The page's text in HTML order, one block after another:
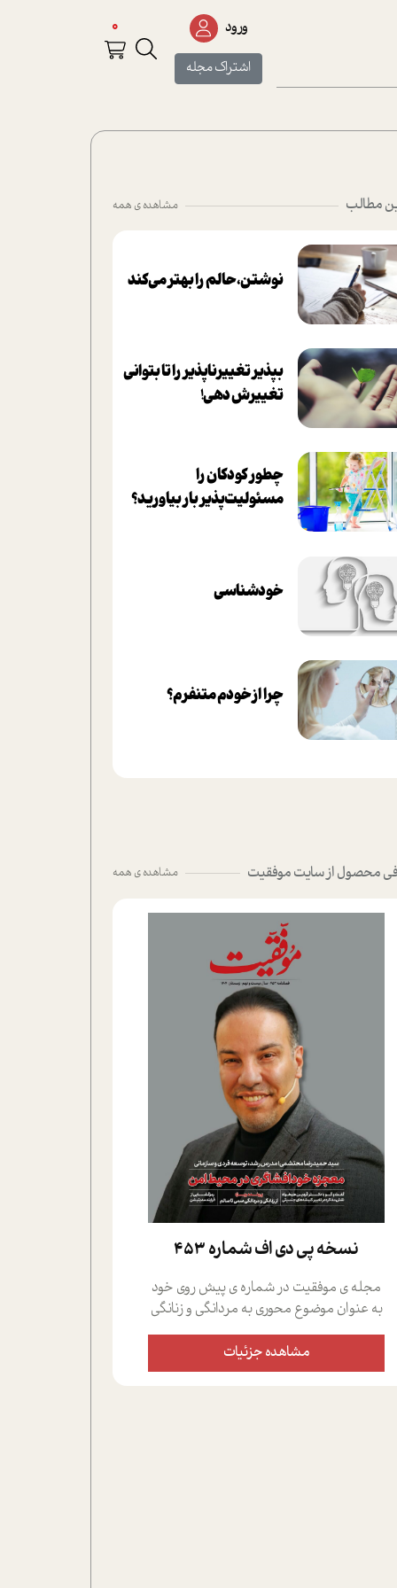
ورود
اشتراک مجله
0
مطالب مشاهده ی همه
نوشتن، حالم را بهتر می‌کند
بپذير تغييرناپذير را تا بتواني
تغييرش دهي!‏
چطور کودکان را
مسئولیت‌پذیر بار بیاورید؟
خودشناسی
چرا از خودم متنفرم؟
محصول از سایت موفقیت مشاهده ی همه
نسخه پي دي اف شماره 453
مجله ی موفقیت در شماره ی پیش روی خود
به عنوان موضوع محوری به مردانگی و زنانگی
سمی پرداخته است؛ علاوه بر این که؛ گفت و
گویی اختصاصی داشته ایم با فردین علیخواه،
جامعه شناس در بخش های مختلف تلاش
مشاهده جزئیات